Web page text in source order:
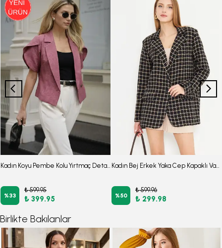
%33
₺ 599.95
₺ 399.95 %50
₺ 599.96
₺ 299.98
Birlikte Bakılanlar